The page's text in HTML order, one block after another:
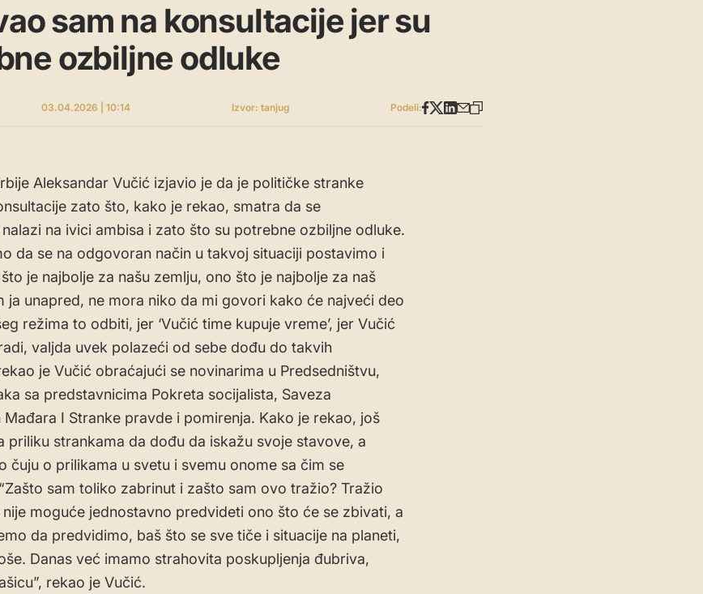
sam na konsultacije jer su
ozbiljne odluke
03.04.2026 | 10:14 Izvor: tanjug Podeli:
Aleksandar Vučić izjavio je da je političke stranke
zato što, kako je rekao, smatra da se
na ivici ambisa i zato što su potrebne ozbiljne odluke.
da se na odgovoran način u takvoj situaciji postavimo i
je najbolje za našu zemlju, ono što je najbolje za naš
ja unapred, ne mora niko da mi govori kako će najveći deo
režima to odbiti, jer ‘Vučić time kupuje vreme’, jer Vučić
valjda uvek polazeći od sebe dođu do takvih
je Vučić obraćajući se novinarima u Predsedništvu,
sa predstavnicima Pokreta socijalista, Saveza
I Stranke pravde i pomirenja. Kako je rekao, još
priliku strankama da dođu da iskažu svoje stavove, a
čuju o prilikama u svetu i svemu onome sa čim se
sam toliko zabrinut i zašto sam ovo tražio? Tražio
moguće jednostavno predvideti ono što će se zbivati, a
da predvidimo, baš što se sve tiče i situacije na planeti,
Danas već imamo strahovita poskupljenja đubriva,
rekao je Vučić.